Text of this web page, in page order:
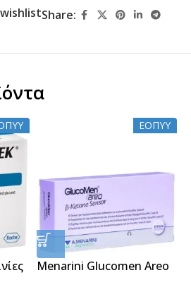
Share:
ΕΟΠΥΥ
Menarini Glucomen Areo